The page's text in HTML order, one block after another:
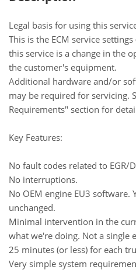
Legal basis for using this
This is the ECM service
this service is a change in the
the customer's equipment.
Additional hardware and/or
may be required for servicing.
Requirements" section for
Key Features:
No fault codes related to EGR/
No interruptions.
No OEM engine EU3 software.
unchanged.
Minimal intervention in the
what we're doing. Not a single
25 minutes (or less) for each
Very simple system